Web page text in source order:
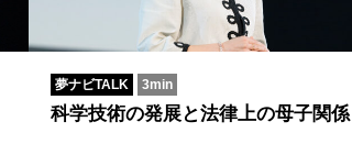
夢ナビTALK 3min
科学技術の発展と法律上の母子関係